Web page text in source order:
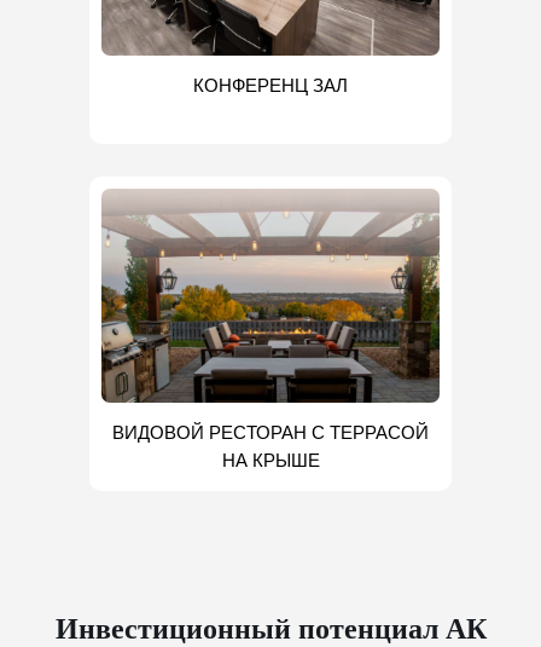
КОНФЕРЕНЦ ЗАЛ
ВИДОВОЙ РЕСТОРАН С ТЕРРАСОЙ
НА КРЫШЕ
Инвестиционный потенциал АК